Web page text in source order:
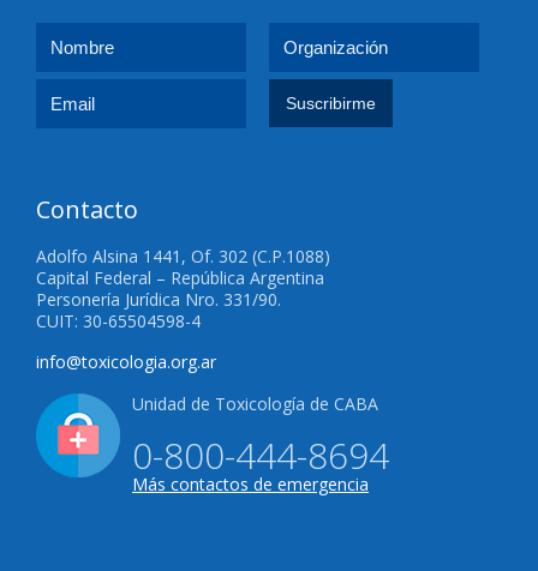
Contacto
Adolfo Alsina 1441, Of. 302 (C.P.1088)
Capital Federal – República Argentina
Personería Jurídica Nro. 331/90.
CUIT: 30-65504598-4
info@toxicologia.org.ar
Unidad de Toxicología de CABA
0-800-444-8694
Más contactos de emergencia